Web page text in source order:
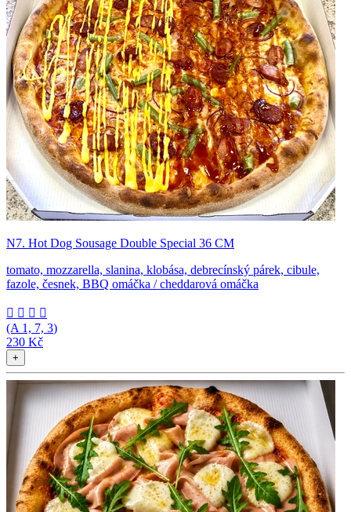
N7. Hot Dog Sousage Double Special 36 CM
tomato, mozzarella, slanina, klobása, debrecínský párek, cibule,
fazole, česnek, BBQ omáčka / cheddarová omáčka
   
(A 1, 7, 3)
230 Kč
+